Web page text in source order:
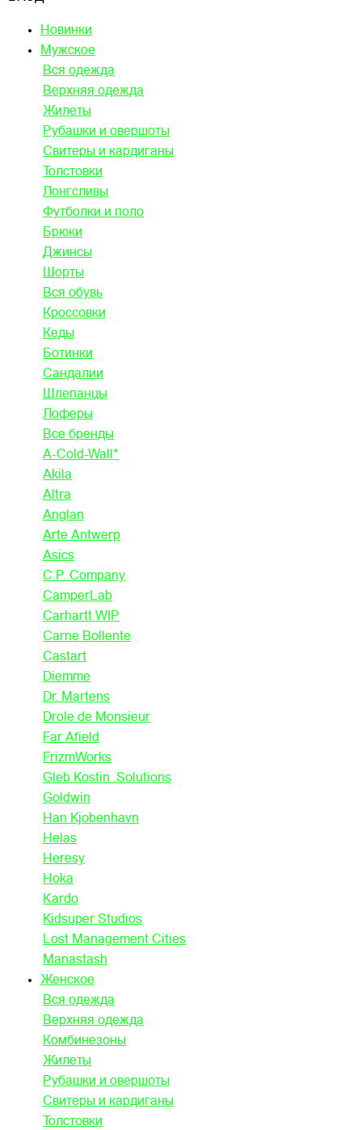
Новинки
Мужское
Вся одежда
Верхняя одежда
Жилеты
Рубашки и овершоты
Свитеры и кардиганы
Толстовки
Лонгсливы
Футболки и поло
Брюки
Джинсы
Шорты
Вся обувь
Кроссовки
Кеды
Ботинки
Сандалии
Шлепанцы
Лоферы
Все бренды
A-Cold-Wall*
Akila
Altra
Anglan
Arte Antwerp
Asics
C.P. Company
CamperLab
Carhartt WIP
Carne Bollente
Castart
Diemme
Dr. Martens
Drole de Monsieur
Far Afield
FrizmWorks
Gleb Kostin .Solutions
Goldwin
Han Kjobenhavn
Helas
Heresy
Hoka
Kardo
Kidsuper Studios
Lost Management Cities
Manastash
Женское
Вся одежда
Верхняя одежда
Комбинезоны
Жилеты
Рубашки и овершоты
Свитеры и кардиганы
Толстовки